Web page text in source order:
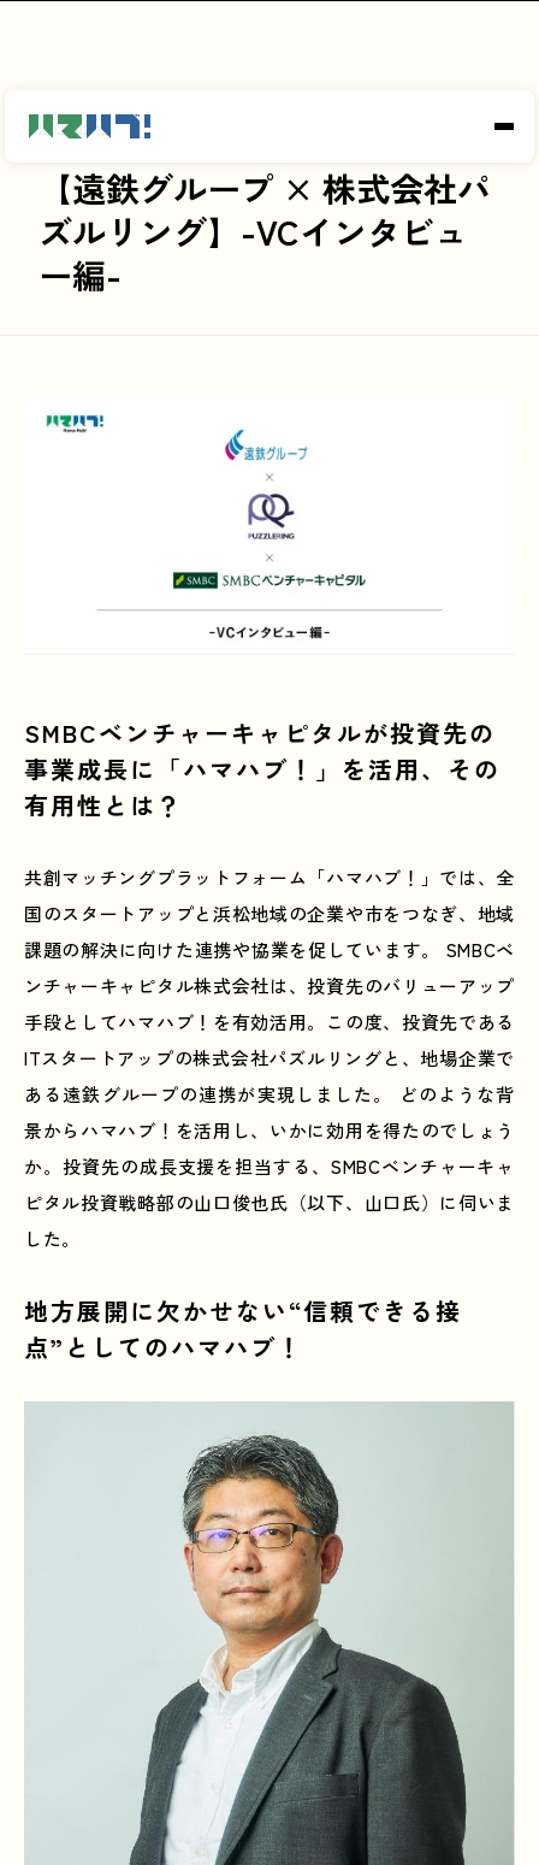
2025-12-12
【遠鉄グループ × 株式会社パ
ズルリング】-VCインタビュ
ー編-
SMBCベンチャーキャピタルが投資先の
事業成長に「ハマハブ！」を活用、その
有用性とは？
共創マッチングプラットフォーム「ハマハブ！」では、全
国のスタートアップと浜松地域の企業や市をつなぎ、地域
課題の解決に向けた連携や協業を促しています。 SMBCベ
ンチャーキャピタル株式会社は、投資先のバリューアップ
手段としてハマハブ！を有効活用。この度、投資先である
ITスタートアップの株式会社パズルリングと、地場企業で
ある遠鉄グループの連携が実現しました。 どのような背
景からハマハブ！を活用し、いかに効用を得たのでしょう
か。投資先の成長支援を担当する、SMBCベンチャーキャ
ピタル投資戦略部の山口俊也氏（以下、山口氏）に伺いま
した。
地方展開に欠かせない“信頼できる接
点”としてのハマハブ！